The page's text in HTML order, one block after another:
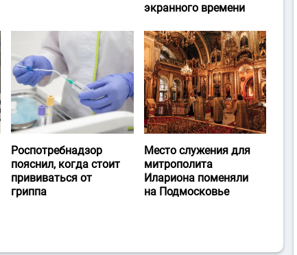
экранного времени
Роспотребнадзор
пояснил, когда стоит
прививаться от
гриппа
Место служения для
митрополита
Илариона поменяли
на Подмосковье